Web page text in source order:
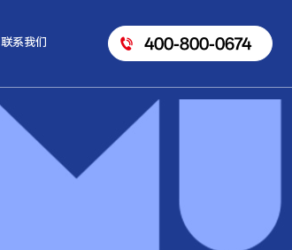
联系我们 400-800-0674